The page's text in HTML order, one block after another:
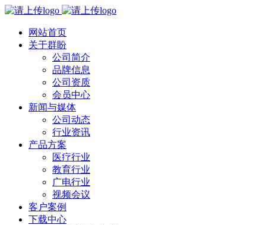
网站首页
关于群盼
公司简介
品牌信息
公司资质
会员中心
新闻与媒体
公司动态
行业资讯
产品方案
医疗行业
教育行业
广电行业
视频会议
客户案例
下载中心